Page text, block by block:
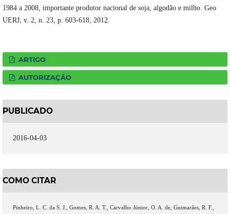
1984 a 2008, importante produtor nacional de soja, algodão e milho. Geo
UERJ, v. 2, n. 23, p. 603-618, 2012.
ARTIGO
AUTORIZAÇÃO
PUBLICADO
2016-04-03
COMO CITAR
Pinheiro, L. C. da S. J., Gomes, R. A. T., Carvalho Júnior, O. A. de, Guimarães, R. F.,